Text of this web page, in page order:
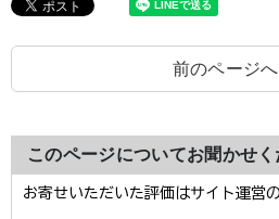
前のページ
このページについてお聞かせ